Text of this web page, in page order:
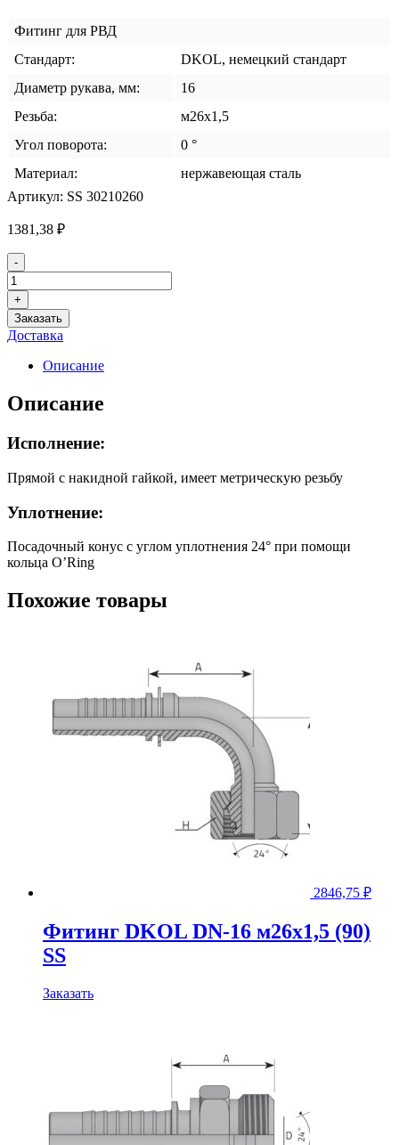
Фитинг для РВД
Стандарт:
DKOL, немецкий стандарт
Диаметр рукава, мм:
16
Резьба:
м26x1,5
Угол поворота:
0 °
Материал:
нержавеющая сталь
Артикул: SS 30210260
1381,38 ₽
Количество
товара
Фитинг
DKOL
DN-
16
-
+
Заказать
Доставка
Описание
Описание
Исполнение:
Прямой с накидной гайкой, имеет метрическую резьбу
Уплотнение:
Посадочный конус с углом уплотнения 24° при помощи
кольца O’Ring
Похожие товары
2846,75 ₽
Фитинг DKOL DN-16 м26x1,5 (90)
SS
Заказать